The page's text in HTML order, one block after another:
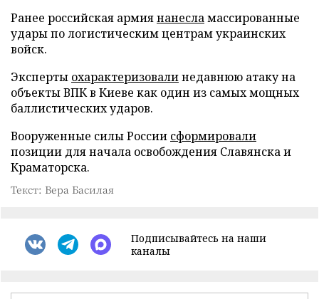
Ранее российская армиянанесламассированные
удары по логистическим центрам украинских
войск.
Эксперты охарактеризовалинедавнюю атаку на
объекты ВПК в Киеве как один из самых мощных
баллистических ударов.
Вооруженные силы России сформировали
позиции для начала освобождения Славянска и
Краматорска.
Текст: Вера Басилая
Подписывайтесь на наши
каналы